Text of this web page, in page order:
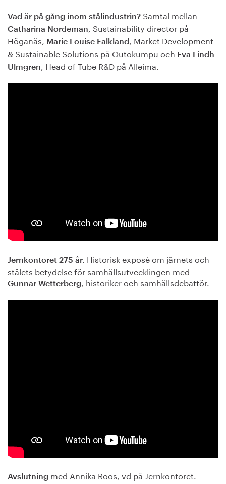
Vad är på gång inom stålindustrin? Samtal mellan
Catharina Nordeman, Sustainability director på
Höganäs, Marie Louise Falkland , Market Development
& Sustainable Solutions på Outokumpu och Eva Lindh-
Ulmgren, Head of Tube R&D på Alleima.
Jernkontoret 275 år. Historisk exposé om järnets och
stålets betydelse för samhällsutvecklingen med
Gunnar Wetterberg, historiker och samhällsdebattör.
Avslutning med Annika Roos, vd på Jernkontoret.